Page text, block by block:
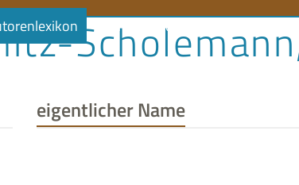
Literaturlandschaft
eigentlicher Name